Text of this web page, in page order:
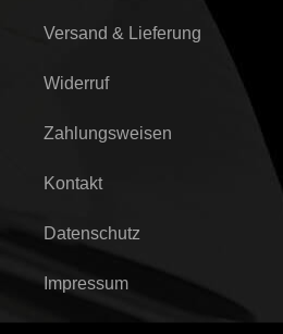
Versand & Lieferung
Widerruf
Zahlungsweisen
Kontakt
Datenschutz
Impressum